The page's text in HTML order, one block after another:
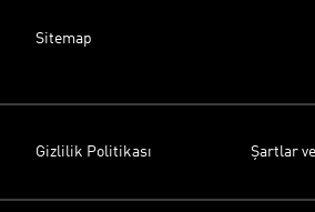
Sitemap
Gizlilik Politikası Şartlar